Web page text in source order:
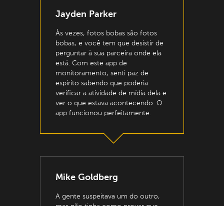
Jayden Parker
Às vezes, fotos bobas são fotos
bobas, e você tem que desistir de
perguntar à sua parceira onde ela
está. Com este app de
monitoramento, senti paz de
espírito sabendo que poderia
verificar a atividade de mídia dela e
ver o que estava acontecendo. O
app funcionou perfeitamente.
Mike Goldberg
A gente suspeitava um do outro,